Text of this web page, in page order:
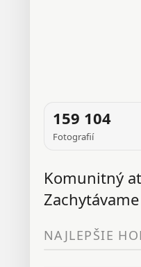
TÝŽDŇA
159 104
Fotografií
Komunitný
NAJLEPŠIE